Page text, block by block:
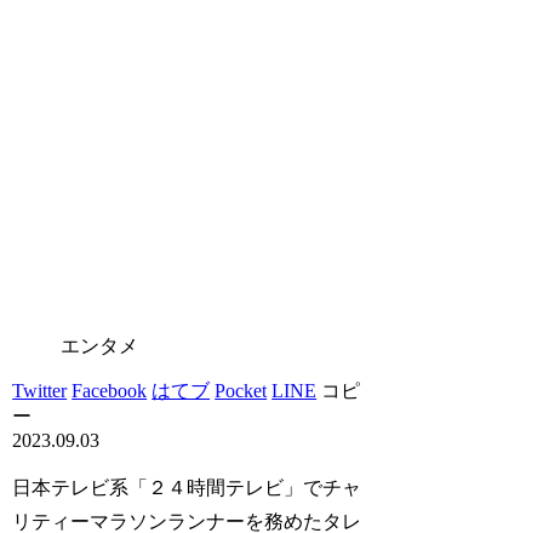
エンタメ
Twitter Facebook はてブ Pocket LINE コピ
ー
2023.09.03
日本テレビ系「２４時間テレビ」でチャ
リティーマラソンランナーを務めたタレ